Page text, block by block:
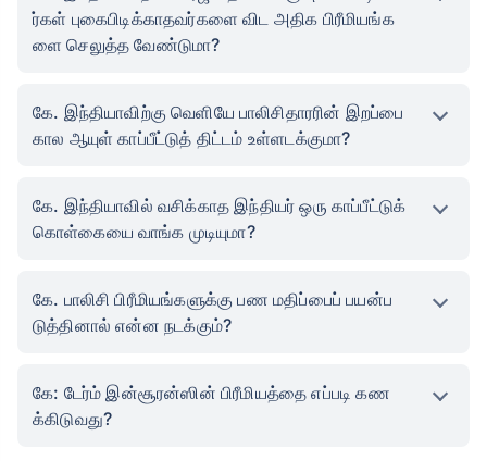
ர்கள் புகைபிடிக்காதவர்களை விட அதிக பிரீமியங்க
ளை செலுத்த வேண்டுமா?
கே. இந்தியாவிற்கு வெளியே பாலிசிதாரரின் இறப்பை
கால ஆயுள் காப்பீட்டுத் திட்டம் உள்ளடக்குமா?
கே. இந்தியாவில் வசிக்காத இந்தியர் ஒரு காப்பீட்டுக்
கொள்கையை வாங்க முடியுமா?
கே. பாலிசி பிரீமியங்களுக்கு பண மதிப்பைப் பயன்ப
டுத்தினால் என்ன நடக்கும்?
கே: டேர்ம் இன்சூரன்ஸின் பிரீமியத்தை எப்படி கண
க்கிடுவது?